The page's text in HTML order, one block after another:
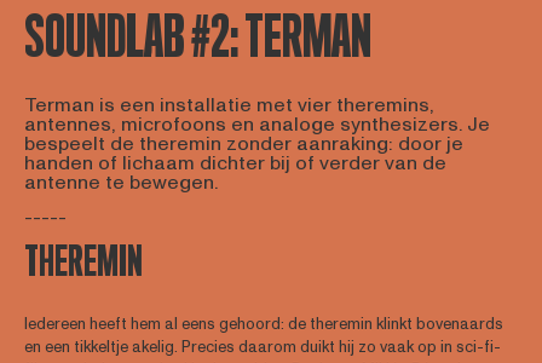
SOUNDLAB #2: TERMAN
Terman is een installatie met vier theremins,
antennes, microfoons en analoge synthesizers. Je
bespeelt de theremin zonder aanraking: door je
handen of lichaam dichter bij of verder van de
antenne te bewegen.
-----
THEREMIN
Iedereen heeft hem al eens gehoord: de theremin klinkt bovenaards
en een tikkeltje akelig. Precies daarom duikt hij zo vaak op in sci-fi-